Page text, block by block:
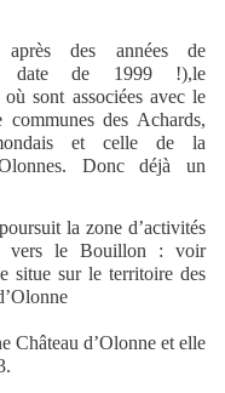
des années de
date de 1999 !),le
sont associées avec le
des Achards,
et celle de la
Donc déjà un
la zone d’activités
vers le Bouillon : voir
situe sur le territoire des
Château d’Olonne et elle